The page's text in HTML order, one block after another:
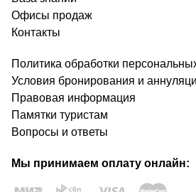
Офисы продаж
Контакты
Политика обработки
Условия бронирования и
Правовая информация
Памятки туристам
Вопросы и ответы
Мы принимаем оплату онлайн: